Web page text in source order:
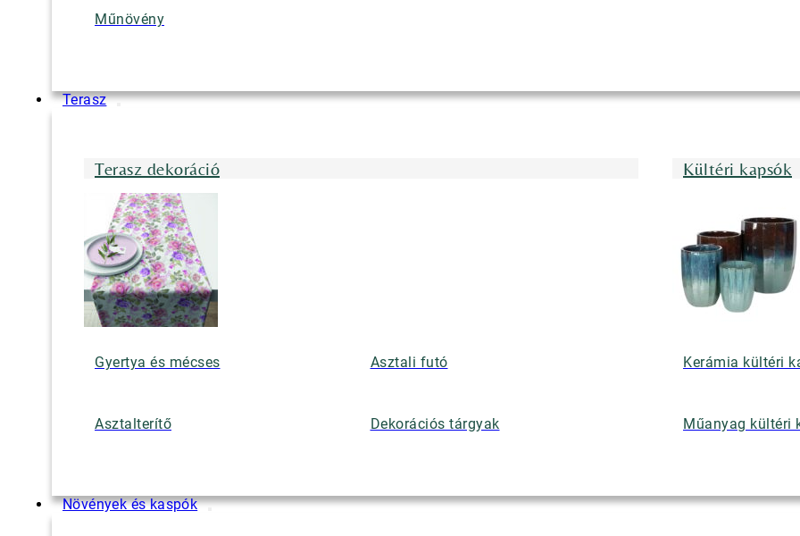
Műnövény
Terasz
Terasz dekoráció
Gyertya és mécses Asztali futó
Asztalterítő Dekorációs tárgyak
Kültéri kapsók
Kerámia kültéri
Műanyag kültéri
Növények és kaspók